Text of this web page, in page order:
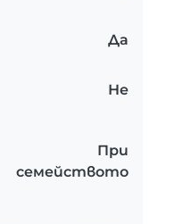
Да
Не
При
семейството